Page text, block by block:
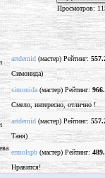
Просмотров:
artdemid (мастер) Рейтинг:
Симонида)
simonida (мастер) Рейтинг:
Смело, интересно, отлично !
artdemid (мастер) Рейтинг:
Таня)
ermolspb (мастер) Рейтинг:
Нравится!